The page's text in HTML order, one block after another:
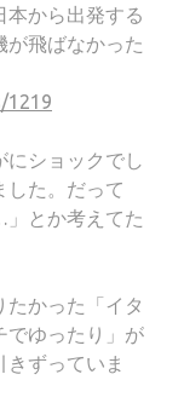
本から出発する
が飛ばなかった
1219
にショックでし
した。だって
」とか考えてた
たかった「イタ
でゆったり」が
ずっていま